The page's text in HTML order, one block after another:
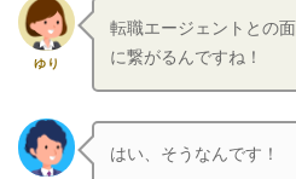
ゆり
転職エージェントとの
に繋がるんですね！
はい、そうなんです！